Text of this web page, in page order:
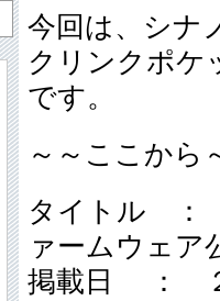
今回は、シナ
クリンクポケ
です。
～～ここから
タイトル ：
ァームウェア
掲載日 ： ２